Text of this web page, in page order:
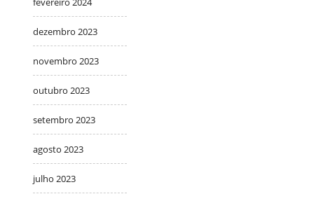
dezembro 2023
novembro 2023
outubro 2023
setembro 2023
agosto 2023
julho 2023